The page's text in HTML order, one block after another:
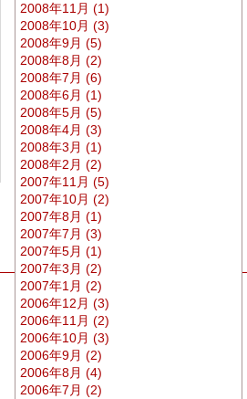
2008年11月 (1)
2008年10月 (3)
2008年9月 (5)
2008年8月 (2)
2008年7月 (6)
2008年6月 (1)
2008年5月 (5)
2008年4月 (3)
2008年3月 (1)
2008年2月 (2)
2007年11月 (5)
2007年10月 (2)
2007年8月 (1)
2007年7月 (3)
2007年5月 (1)
2007年3月 (2)
2007年1月 (2)
2006年12月 (3)
2006年11月 (2)
2006年10月 (3)
2006年9月 (2)
2006年8月 (4)
2006年7月 (2)